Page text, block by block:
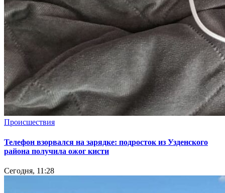
Происшествия
Телефон взорвался на зарядке: подросток из Узденского
района получила ожог кисти
Сегодня, 11:28